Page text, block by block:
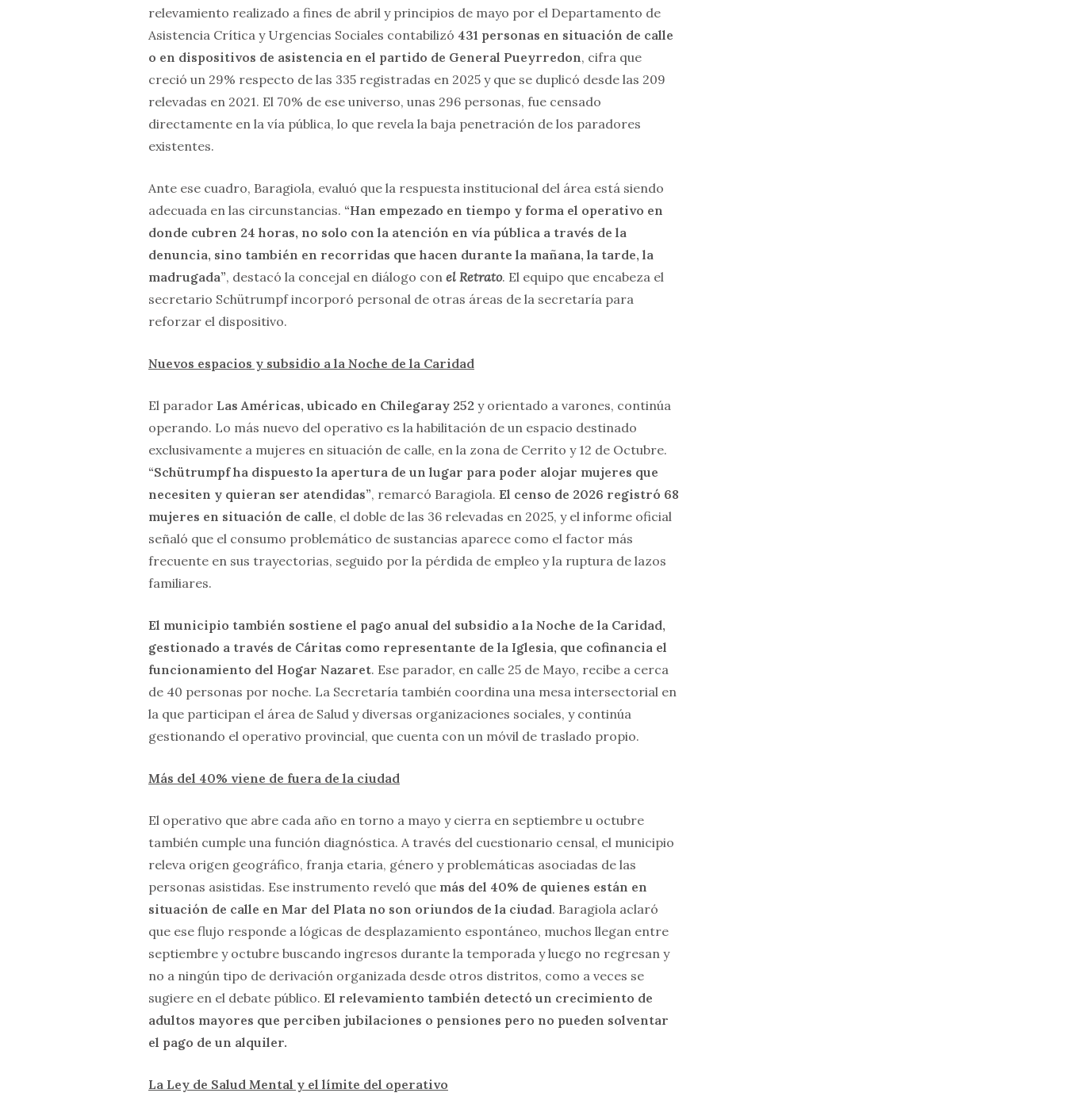
relevamiento realizado a fines de abril y principios de mayo por el Departamento de
Asistencia Crítica y Urgencias Sociales contabilizó 431 personas en situación de calle
o en dispositivos de asistencia en el partido de General Pueyrredon, cifra que
creció un 29% respecto de las 335 registradas en 2025 y que se duplicó desde las 209
relevadas en 2021. El 70% de ese universo, unas 296 personas, fue censado
directamente en la vía pública, lo que revela la baja penetración de los paradores
existentes.
Ante ese cuadro, Baragiola, evaluó que la respuesta institucional del área está siendo
adecuada en las circunstancias. “Han empezado en tiempo y forma el operativo en
donde cubren 24 horas, no solo con la atención en vía pública a través de la
denuncia, sino también en recorridas que hacen durante la mañana, la tarde, la
madrugada”, destacó la concejal en diálogo con el Retrato. El equipo que encabeza el
secretario Schütrumpf incorporó personal de otras áreas de la secretaría para
reforzar el dispositivo.
Nuevos espacios y subsidio a la Noche de la Caridad
El parador Las Américas, ubicado en Chilegaray 252 y orientado a varones, continúa
operando. Lo más nuevo del operativo es la habilitación de un espacio destinado
exclusivamente a mujeres en situación de calle, en la zona de Cerrito y 12 de Octubre.
“Schütrumpf ha dispuesto la apertura de un lugar para poder alojar mujeres que
necesiten y quieran ser atendidas”, remarcó Baragiola. El censo de 2026 registró 68
mujeres en situación de calle, el doble de las 36 relevadas en 2025, y el informe oficial
señaló que el consumo problemático de sustancias aparece como el factor más
frecuente en sus trayectorias, seguido por la pérdida de empleo y la ruptura de lazos
familiares.
El municipio también sostiene el pago anual del subsidio a la Noche de la Caridad,
gestionado a través de Cáritas como representante de la Iglesia, que cofinancia el
funcionamiento del Hogar Nazaret. Ese parador, en calle 25 de Mayo, recibe a cerca
de 40 personas por noche. La Secretaría también coordina una mesa intersectorial en
la que participan el área de Salud y diversas organizaciones sociales, y continúa
gestionando el operativo provincial, que cuenta con un móvil de traslado propio.
Más del 40% viene de fuera de la ciudad
El operativo que abre cada año en torno a mayo y cierra en septiembre u octubre
también cumple una función diagnóstica. A través del cuestionario censal, el municipio
releva origen geográfico, franja etaria, género y problemáticas asociadas de las
personas asistidas. Ese instrumento reveló que más del 40% de quienes están en
situación de calle en Mar del Plata no son oriundos de la ciudad. Baragiola aclaró
que ese flujo responde a lógicas de desplazamiento espontáneo, muchos llegan entre
septiembre y octubre buscando ingresos durante la temporada y luego no regresan y
no a ningún tipo de derivación organizada desde otros distritos, como a veces se
sugiere en el debate público. El relevamiento también detectó un crecimiento de
adultos mayores que perciben jubilaciones o pensiones pero no pueden solventar
el pago de un alquiler.
La Ley de Salud Mental y el límite del operativo